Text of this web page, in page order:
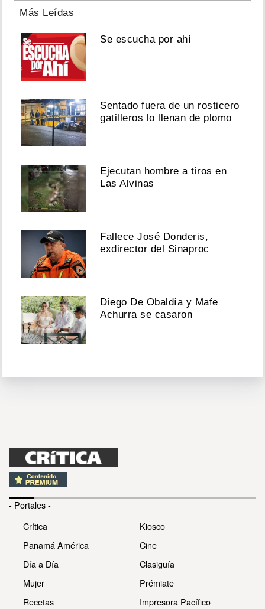
Más Leídas
Se escucha por ahí
Sentado fuera de un rosticero
gatilleros lo llenan de plomo
Ejecutan hombre a tiros en
Las Alvinas
Fallece José Donderis,
exdirector del Sinaproc
Diego De Obaldía y Mafe
Achurra se casaron
- Portales -
Crítica
Panamá América
Día a Día
Mujer
Recetas
Kiosco
Cine
Clasiguía
Prémiate
Impresora Pacífico